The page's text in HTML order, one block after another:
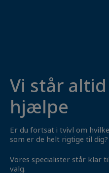
Vi står
hjælpe
Er du fortsat i tvivl om
som er de helt rigtige til dig?
Vores specialister står klar
valg.